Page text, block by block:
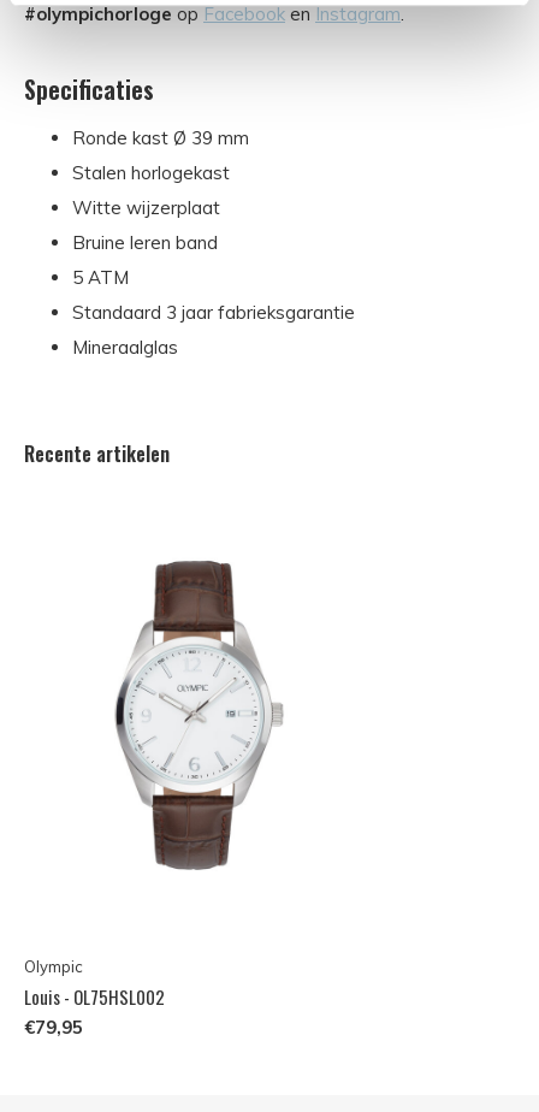
#olympichorlogeopFacebookenInstagram.
Specificaties
Ronde kast Ø 39 mm
Stalen horlogekast
Witte wijzerplaat
Bruine leren band
5 ATM
Standaard 3 jaar fabrieksgarantie
Mineraalglas
Recente artikelen
Olympic
Louis - OL75HSL002
€79,95